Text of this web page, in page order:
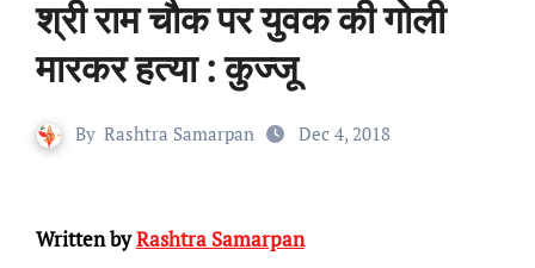
श्री राम चौक पर युवक की गोली
मारकर हत्या : कुज्जू
By Rashtra Samarpan Dec 4, 2018
Written byRashtra Samarpan